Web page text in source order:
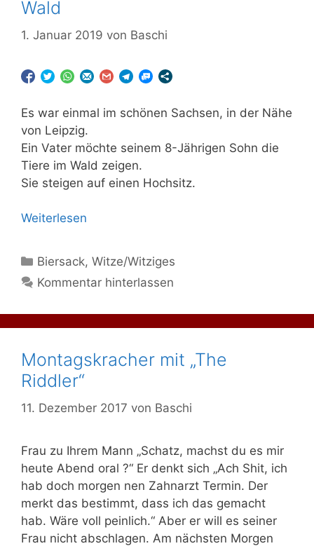
Wald
1. Januar 2019 von Baschi
Es war einmal im schönen Sachsen, in der Nähe
von Leipzig.
Ein Vater möchte seinem 8-Jährigen Sohn die
Tiere im Wald zeigen.
Sie steigen auf einen Hochsitz.
Weiterlesen
Kategorien
Biersack,Witze/Witziges
Kommentar hinterlassen
Montagskracher mit „The
Riddler“
11. Dezember 2017 von Baschi
Frau zu Ihrem Mann „Schatz, machst du es mir
heute Abend oral ?“ Er denkt sich „Ach Shit, ich
hab doch morgen nen Zahnarzt Termin. Der
merkt das bestimmt, dass ich das gemacht
hab. Wäre voll peinlich.“ Aber er will es seiner
Frau nicht abschlagen. Am nächsten Morgen